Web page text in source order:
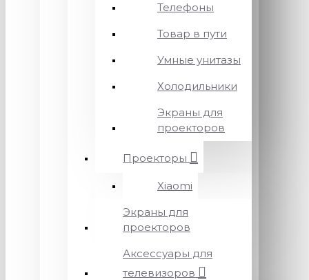
Телефоны
Товар в пути
Умные унитазы
Холодильники
Экраны для
проекторов
Проекторы
Xiaomi
Экраны для
проекторов
Аксессуары для
телевизоров